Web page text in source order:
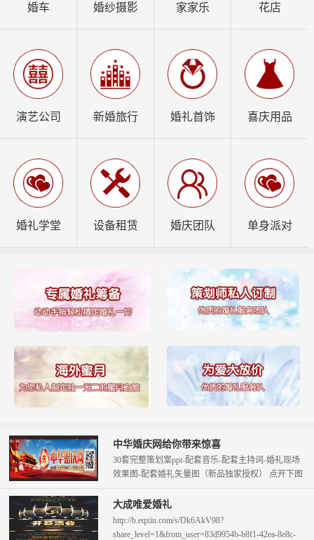
婚车 婚纱摄影 家家乐 花店
演艺公司 新婚旅行 婚礼首饰 喜庆用品
婚礼学堂 设备租赁 婚庆团队 单身派对
中华婚庆网给你带来惊喜
30套完整策划案ppt-配套音乐-配套主持词-婚礼现场
效果图-配套婚礼矢量图（新品独家授权） 点开下图
大成唯爱婚礼
http://b.eqxiu.com/s/Dk6AkV98?
share_level=1&from_user=83d9954b-b8f1-42ea-8e8c-